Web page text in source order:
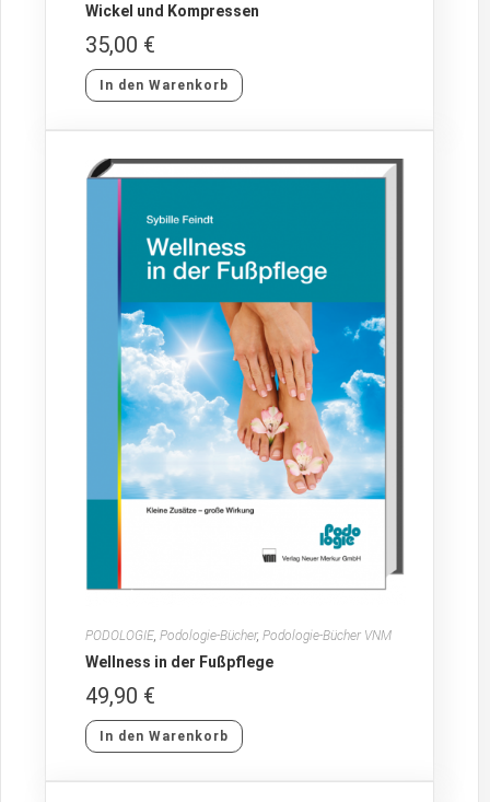
Wickel und Kompressen
35,00 €
In den Warenkorb
PODOLOGIE,Podologie-Bücher,Podologie-Bücher VNM
Wellness in der Fußpflege
49,90 €
In den Warenkorb